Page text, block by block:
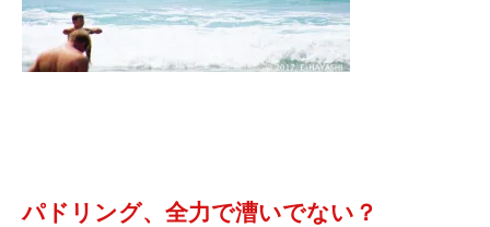
パドリング、全力で漕いでない？